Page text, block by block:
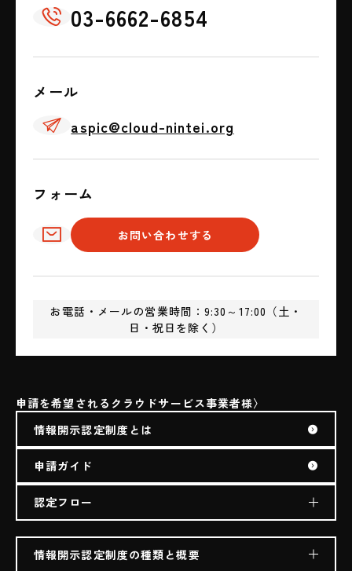
📞 03-6662-6854
メール
✈ aspic@cloud-nintei.org
フォーム
✉ お問い合わせする
お電話・メールの営業時間：9:30～17:00（土・
日・祝日を除く）
申請を希望されるクラウドサービス事業者様
情報開示認定制度とは
申請ガイド
認定フロー
情報開示認定制度の種類と概要